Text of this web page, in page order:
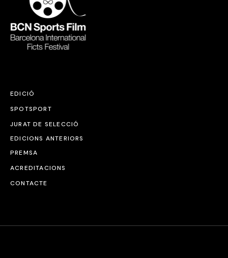
EDICIÓ
SPOTSPORT
JURAT DE SELECCIÓ
EDICIONS ANTERIORS
PREMSA
ACREDITACIONS
CONTACTE